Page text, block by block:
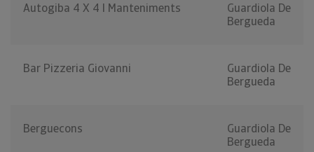
Autogiba 4 X 4 I Manteniments
Guardiola De
Bergueda
Bar Pizzeria Giovanni
Guardiola De
Bergueda
Berguecons
Guardiola De
Bergueda